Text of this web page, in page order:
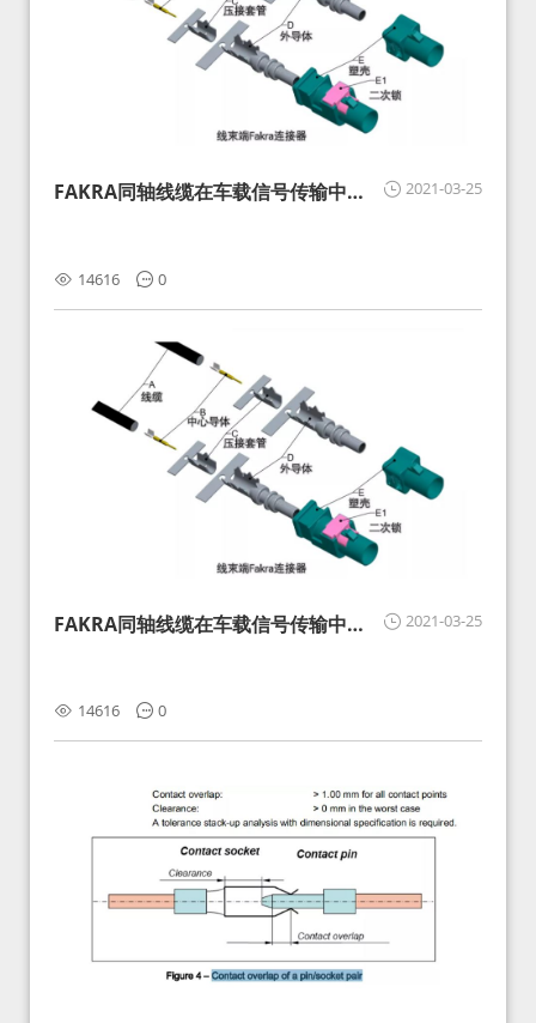
2021-03-25
FAKRA同轴线缆在车载信号传输中的
14616 0
2021-03-25
FAKRA同轴线缆在车载信号传输中的
14616 0